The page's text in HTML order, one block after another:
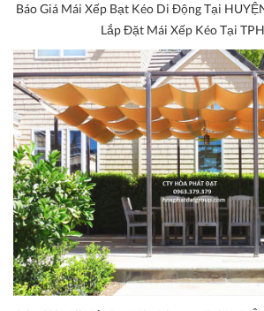
Báo Giá Mái Xếp Bạt Kéo Di Động Tại
Lắp Đặt Mái Xếp Kéo Tại